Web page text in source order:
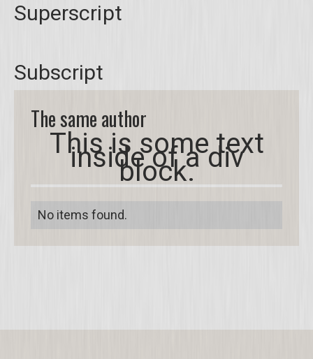
Superscript
Subscript
The same author
This is some text
inside of a div
block.
No items found.